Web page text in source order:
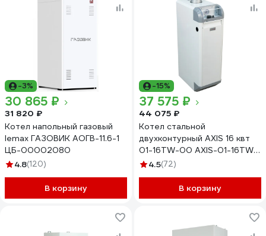
-3%
30 865 ₽
31 820 ₽
Котел напольный газовый
lemax ГАЗОВИК АОГВ-11.6-1
ЦБ-00002080
4.8(120)
В корзину
-15%
37 575 ₽
44 075 ₽
Котел стальной
двухконтурный AXIS 16 квт
01-16TW-00 AXIS-01-16TW-
004.5(72)
В корзину